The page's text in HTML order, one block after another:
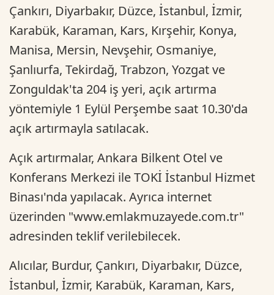
Çankırı, Diyarbakır, Düzce, İstanbul, İzmir,
Karabük, Karaman, Kars, Kırşehir, Konya,
Manisa, Mersin, Nevşehir, Osmaniye,
Şanlıurfa, Tekirdağ, Trabzon, Yozgat ve
Zonguldak'ta 204 iş yeri, açık artırma
yöntemiyle 1 Eylül Perşembe saat 10.30'da
açık artırmayla satılacak.
Açık artırmalar, Ankara Bilkent Otel ve
Konferans Merkezi ile TOKİ İstanbul Hizmet
Binası'nda yapılacak. Ayrıca internet
üzerinden "www.emlakmuzayede.com.tr"
adresinden teklif verilebilecek.
Alıcılar, Burdur, Çankırı, Diyarbakır, Düzce,
İstanbul, İzmir, Karabük, Karaman, Kars,